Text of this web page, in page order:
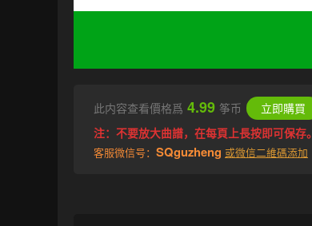
此内容查看價格爲 4.99 筝币 立即購買
注：不要放大曲譜，在每頁上長按即可保存。
客服微信号： SQguzheng 或微信二維碼添加